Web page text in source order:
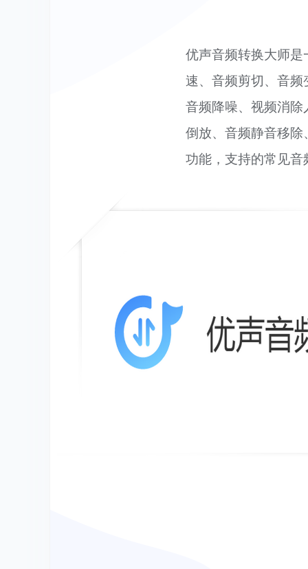
优声音频转换大师
速、音频剪切、音
音频降噪、视频消
倒放、音频静音移
功能，支持的常见